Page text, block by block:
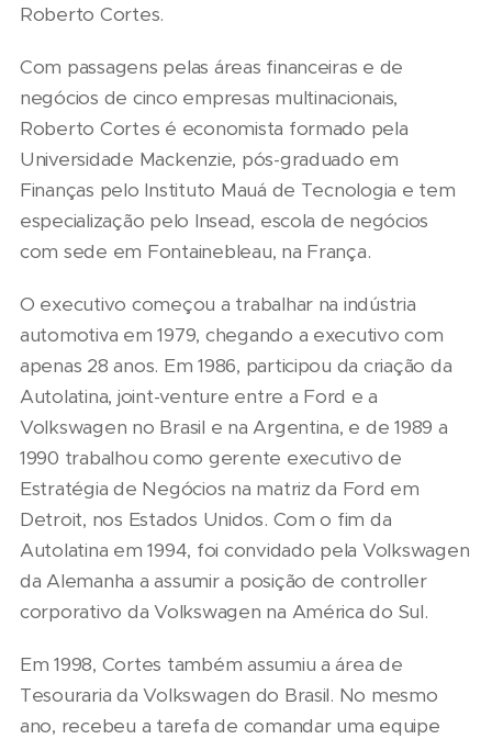
Roberto Cortes.
Com passagens pelas áreas financeiras e de
negócios de cinco empresas multinacionais,
Roberto Cortes é economista formado pela
Universidade Mackenzie, pós-graduado em
Finanças pelo Instituto Mauá de Tecnologia e tem
especialização pelo Insead, escola de negócios
com sede em Fontainebleau, na França.
O executivo começou a trabalhar na indústria
automotiva em 1979, chegando a executivo com
apenas 28 anos. Em 1986, participou da criação da
Autolatina, joint-venture entre a Ford e a
Volkswagen no Brasil e na Argentina, e de 1989 a
1990 trabalhou como gerente executivo de
Estratégia de Negócios na matriz da Ford em
Detroit, nos Estados Unidos. Com o fim da
Autolatina em 1994, foi convidado pela Volkswagen
da Alemanha a assumir a posição de controller
corporativo da Volkswagen na América do Sul.
Em 1998, Cortes também assumiu a área de
Tesouraria da Volkswagen do Brasil. No mesmo
ano, recebeu a tarefa de comandar uma equipe